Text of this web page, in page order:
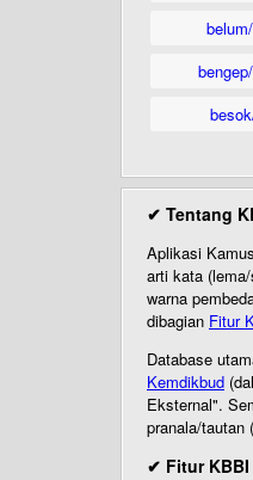
✔ Tentang
Aplikasi
arti kata
warna
dibagian Fitur
Database
Kemdikbud
Eksternal".
pranala/tautan (
✔ Fitur KBBI